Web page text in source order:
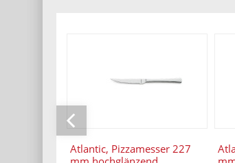
Atlantic, Pizzamesser 227